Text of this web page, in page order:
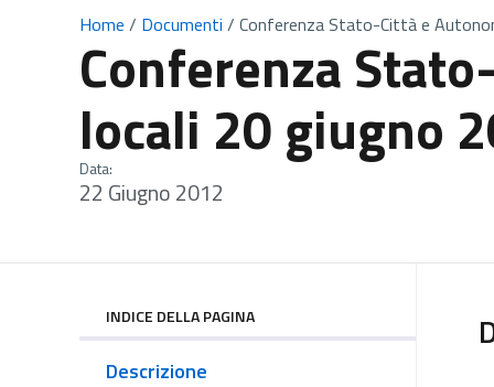
Home / Documenti / Conferenza Stato-Città e
Conferenza
locali 20 giugno
Data:
22 Giugno 2012
INDICE DELLA PAGINA
Descrizione